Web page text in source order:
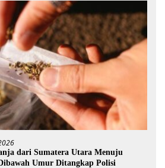
dari Sumatera Utara Menuju
Umur Ditangkap Polisi